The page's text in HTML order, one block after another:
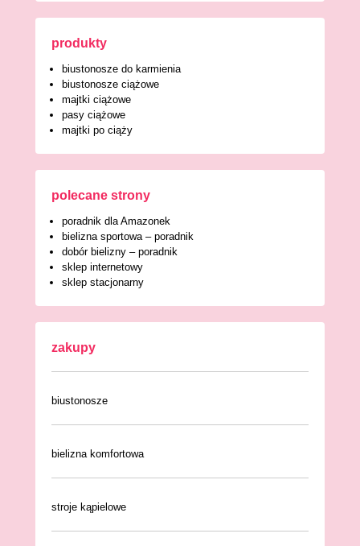
produkty
biustonosze do karmienia
biustonosze ciążowe
majtki ciążowe
pasy ciążowe
majtki po ciąży
polecane strony
poradnik dla Amazonek
bielizna sportowa – poradnik
dobór bielizny – poradnik
sklep internetowy
sklep stacjonarny
zakupy
biustonosze
bielizna komfortowa
stroje kąpielowe